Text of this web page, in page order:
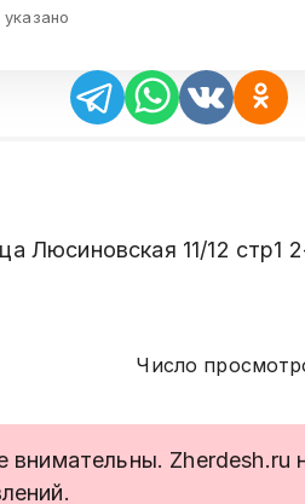
Люсиновская 11/12 стр1
Число
внимательны. Zherdesh.ru